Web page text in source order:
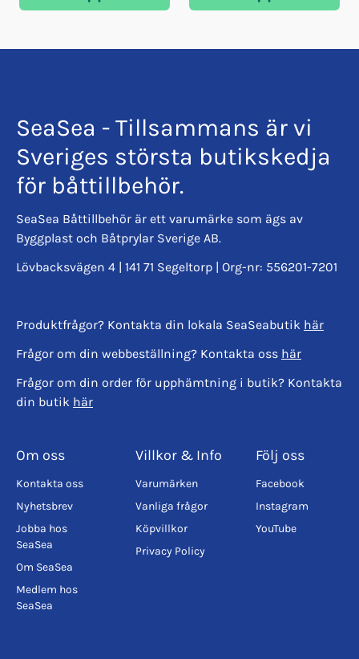
SeaSea - Tillsammans är vi
Sveriges största butikskedja
för båttillbehör.
SeaSea Båttillbehör är ett varumärke som ägs av
Byggplast och Båtprylar Sverige AB.
Lövbacksvägen 4 | 141 71 Segeltorp | Org-nr: 556201-7201
Produktfrågor? Kontakta din lokala SeaSeabutik här
Frågor om din webbeställning? Kontakta oss här
Frågor om din order för upphämtning i butik? Kontakta
din butik här
Om oss
Kontakta oss
Nyhetsbrev
Jobba hos
SeaSea
Om SeaSea
Medlem hos
SeaSea
Villkor & Info
Varumärken
Vanliga frågor
Köpvillkor
Privacy Policy
Följ oss
Facebook
Instagram
YouTube